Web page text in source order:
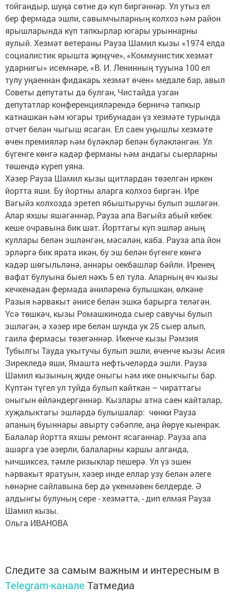
тойгандыр, шуңа сөтне дә күп биргәннәр. Ул утыз ел
бер фермада эшли, савымчыларның колхоз һәм район
ярышларында күп тапкырлар югары урыннарны
яулый. Хезмәт ветераны Рауза Шамил кызы «1974 елда
социалистик ярышта җиңүче», «Коммунистик хезмәт
ударнигы» исемнәре, «В. И. Ленинның тууына 100 ел
тулу уңаеннан фидакарь хезмәт өчен» медале бар, авыл
Советы депутаты да булган, Чистайда узган
депутатлар конференцияләрендә берничә тапкыр
катнашкан һәм югары трибунадан үз хезмәте турында
отчет белән чыгыш ясаган. Ел саен уңышлы хезмәте
өчен премияләр һәм бүләкләр белән бүләкләнгән. Ул
бүгенге көнгә кадәр ферманы һәм андагы сыерларны
төшендә күреп уяна.
Хәзер Рауза Шамил кызы щитлардан төзелгән иркен
йортта яши. Бу йортны аларга колхоз биргән. Ире
Вәгыйз колхозда эретеп ябыштыручы булып эшләгән.
Алар яхшы яшәгәннәр, Рауза апа Вәгыйз абый кебек
кеше очравына бик шат. Йорттагы күп эшләр аның
куллары белән эшләнгән, мәсәлән, каба. Рауза апа йон
эрләргә бик ярата икән, бу эш белән бүгенге көнгә
кадәр шөгыльләнә, аннары оекбашлар бәйли. Иренең
вафат булуына быел нәкъ 5 ел тула. Аларның өч кызы
кечкенәдән фермада әниләренә булышкан, өлкәне
Разыя һәрвакыт әнисе белән эшкә барырга теләгән.
Үсә төшкәч, кызы Ромашкинода сыер савучы булып
эшләгән, ә хәзер ире белән шунда ук 25 сыер алып,
гаилә фермасы төзегәннәр. Икенче кызы Рәмзия
Тубылгы Тауда укытучы булып эшли, өченче кызы Асия
Зирекледә яши, Ямашта нефтьчеләрдә эшли. Рауза
Шамил кызының җиде оныгы һәм ике оныкчыгы бар.
Күптән түгел ул туйда булып кайткан – чираттагы
оныгын өйләндергәннәр. Кызлары атна саен кайталар,
хуҗалыктагы эшләрдә булышалар: чөнки Рауза
апаның буыннары авырту сәбәпле, аңа йөрүе кыенрак.
Балалар йортта яхшы ремонт ясаганнар. Рауза апа
ашарга үзе әзерли, балаларны каршы алганда,
һичшиксез, тәмле ризыклар пешерә. Ул үз эшен
һәрвакыт яратуын, хәзер инде еллар узу белән әлеге
һөнәрне сайлавына бер дә үкенмәвен белдерде. Ә
алдынгы булуның сере - хезмәттә, - дип елмая Рауза
Шамил кызы.
Ольга ИВАНОВА
Следите за самым важным и интересным в
Telegram-канале Татмедиа